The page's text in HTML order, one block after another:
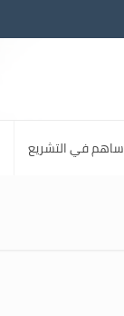
ساهم في التشريع